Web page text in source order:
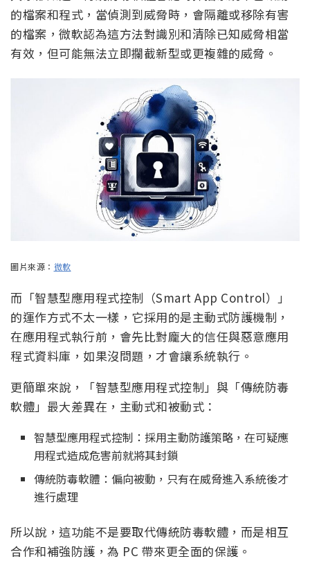
的檔案和程式，當偵測到威脅時，會隔離或移除有害
的檔案，微軟認為這方法對識別和清除已知威脅相當
有效，但可能無法立即攔截新型或更複雜的威脅。
圖片來源： 微軟
而「智慧型應用程式控制（Smart App Control）」
的運作方式不太一樣，它採用的是主動式防護機制，
在應用程式執行前，會先比對龐大的信任與惡意應用
程式資料庫，如果沒問題，才會讓系統執行。
更簡單來說，「智慧型應用程式控制」與「傳統防毒
軟體」最大差異在，主動式和被動式：
智慧型應用程式控制：採用主動防護策略，在可疑應
用程式造成危害前就將其封鎖
傳統防毒軟體：偏向被動，只有在威脅進入系統後才
進行處理
所以說，這功能不是要取代傳統防毒軟體，而是相互
合作和補強防護，為 PC 帶來更全面的保護。